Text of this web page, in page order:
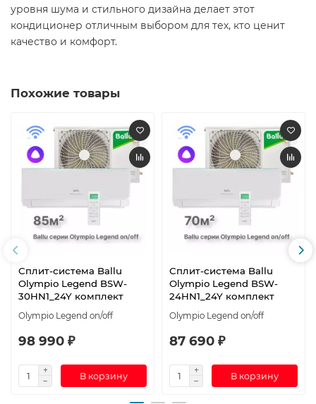
уровня шума и стильного дизайна делает этот
кондиционер отличным выбором для тех, кто ценит
качество и комфорт.​
Похожие товары
Сплит-система Ballu
Olympio Legend BSW-
30HN1_24Y комплект
Olympio Legend on/off
98 990 ₽
В корзину
Сплит-система Ballu
Olympio Legend BSW-
24HN1_24Y комплект
Olympio Legend on/off
87 690 ₽
В корзину